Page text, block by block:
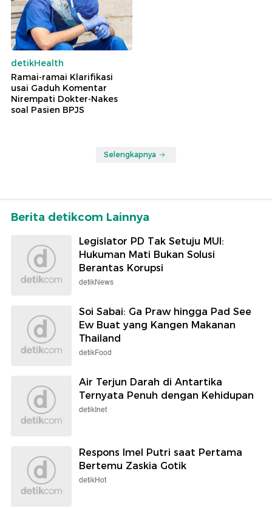
detikHealth
Ramai-ramai Klarifikasi
usai Gaduh Komentar
Nirempati Dokter-Nakes
soal Pasien BPJS
Selengkapnya
Berita detikcom Lainnya
Legislator PD Tak Setuju MUI:
Hukuman Mati Bukan Solusi
Berantas Korupsi
detikNews
Soi Sabai: Ga Praw hingga Pad See
Ew Buat yang Kangen Makanan
Thailand
detikFood
Air Terjun Darah di Antartika
Ternyata Penuh dengan Kehidupan
detikInet
Respons Imel Putri saat Pertama
Bertemu Zaskia Gotik
detikHot